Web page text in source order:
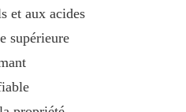
et aux acides
supérieure